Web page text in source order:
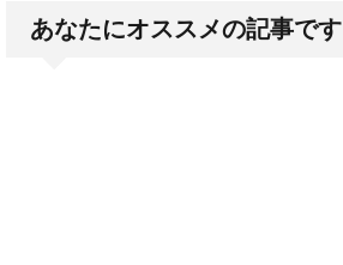
あなたにオススメの記事です